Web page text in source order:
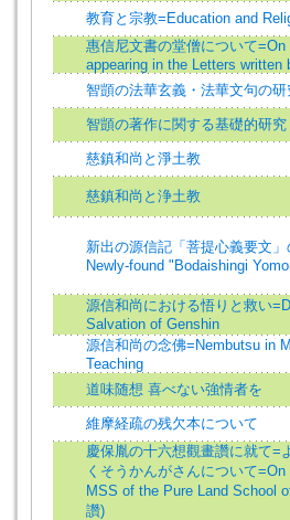
教育と宗教=Education and
惠信尼文書の堂僧について
appearing in the Letters written
智顗の法華玄義・法華文句の研
智顗の著作に関する基礎的研究
慈鎮和尚と淨土教
慈鎮和尚と浄土教
新出の源信記「菩提心義要文
Newly-found "Bodaishingi
源信和尚における悟りと救い
Salvation of Genshin
源信和尚の念佛=Nembutsu in
Teaching
道味随想 喜べない強情者を
維摩経疏の残欠本について
慶保胤の十六想觀畫讚に就て=
くそうかんがさんについて
MSS of the Pure Land School
讚)